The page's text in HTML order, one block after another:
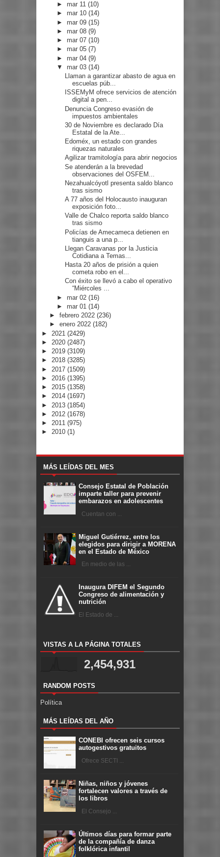
► mar 11(10)
► mar 10(14)
► mar 09(15)
► mar 08(9)
► mar 07(10)
► mar 05(7)
► mar 04(9)
▼ mar 03(14)
Llaman a garantizar abasto de agua en
escuelas púb...
ISSEMyM ofrece servicios de atención
digital a pen...
Denuncia Congreso evasión de
impuestos ambientales
30 de Noviembre es declarado Día
Estatal de la Ate...
Edoméx, un estado con grandes
riquezas naturales
Agilizar tramitología para abrir negocios
Se atenderán a la brevedad
observaciones del OSFEM...
Nezahualcóyotl presenta saldo blanco
tras sismo
A 77 años del Holocausto inauguran
exposición foto...
Valle de Chalco reporta saldo blanco
tras sismo
Policías de Amecameca detienen en
tianguis a una p...
Llegan Caravanas por la Justicia
Cotidiana a Temas...
Hasta 20 años de prisión a quien
cometa robo en el...
Con éxito se llevó a cabo el operativo
“Miércoles ...
► mar 02(16)
► mar 01(14)
► febrero 2022 (236)
► enero 2022 (182)
► 2021 (2429)
► 2020 (2487)
► 2019 (3109)
► 2018 (3285)
► 2017 (1509)
► 2016 (1395)
► 2015 (1358)
► 2014 (1697)
► 2013 (1854)
► 2012 (1678)
► 2011 (975)
► 2010 (1)
MÁS LEÍDAS DEL MES
Consejo Estatal de Población
imparte taller para prevenir
embarazos en adolescentes
Cuentan con ...
Miguel Gutiérrez, entre los
elegidos para dirigir a MORENA
en el Estado de México
En medio de las ...
Inaugura DIFEM el Segundo
Congreso de alimentación y
nutrición
El Estado de ...
VISTAS A LA PÁGINA TOTALES
2,454,931
RANDOM POSTS
Política
MÁS LEÍDAS DEL AÑO
CONEBI ofrecen seis cursos
autogestivos gratuitos
Ofrece SECTI ...
Niñas, niños y jóvenes
fortalecen valores a través de
los libros
El Consejo ...
Últimos días para formar parte
de la compañía de danza
folklórica infantil